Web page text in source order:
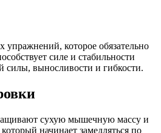
которое обязательно
силе и стабильности
силы, выносливости и гибкости.
сухую мышечную массу и
начинает замедляться по